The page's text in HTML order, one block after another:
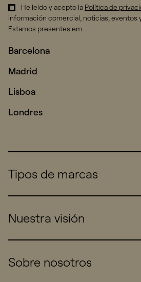
He leído y acepto la Política de
información comercial, noticias, eventos
Estamos presentes em
Barcelona
Madrid
Lisboa
Londres
Tipos de marcas
Consumers
Startups
Nuestra visión
Work
Sobre nosotros